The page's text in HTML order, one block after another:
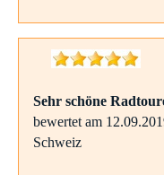
Sehr schöne
bewertet am
Schweiz